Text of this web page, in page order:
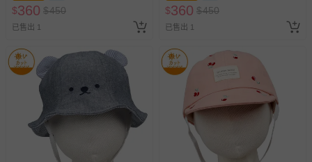
$360 $450
已售出 1
$360 $450
已售出 1